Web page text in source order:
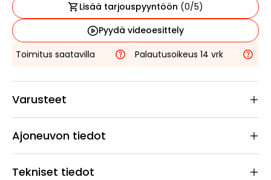
Lisää tarjouspyyntöön (0/5)
Pyydä videoesittely
Toimitus saatavilla
Palautusoikeus 14 vrk
Varusteet
Ajoneuvon tiedot
Tekniset tiedot